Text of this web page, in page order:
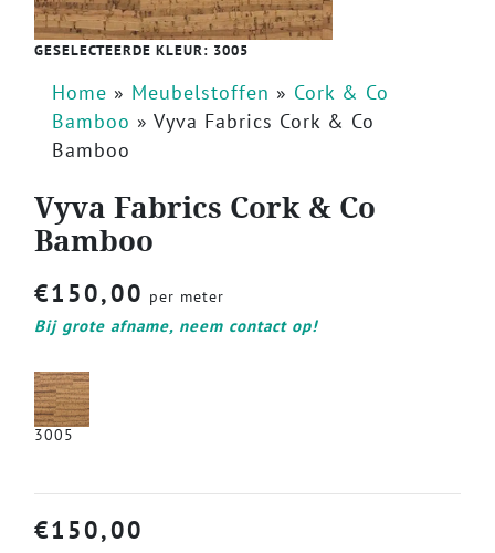
GESELECTEERDE KLEUR: 3005
Home » Meubelstoffen » Cork & Co
Bamboo » Vyva Fabrics Cork & Co
Bamboo
Vyva Fabrics Cork & Co
Bamboo
€150,00 per meter
Bij grote afname, neem contact op!
3005
€150,00